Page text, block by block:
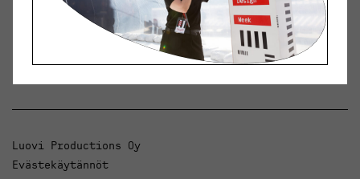
Helsinki Design Weekly.
Keskustelua, uutisia ja ilmiöitä muotoilusta ja
arkkitehtuurista.
Luovi Productions Oy
Evästekäytännöt